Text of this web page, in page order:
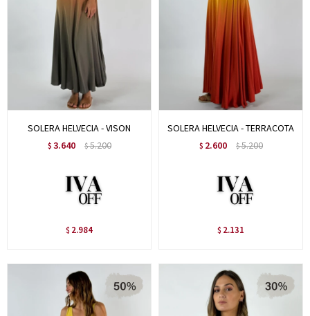
SOLERA HELVECIA - VISON
$ 3.640 $5.200
$ 2.984
SOLERA HELVECIA - TERRACOTA
$ 2.600 $5.200
$ 2.131